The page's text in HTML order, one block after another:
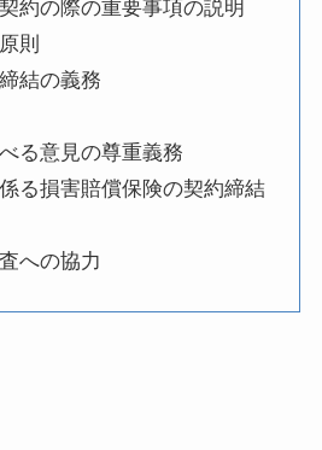
約の際の重要事項の説明
則
結の義務
る意見の尊重義務
る損害賠償保険の契約締結
への協力